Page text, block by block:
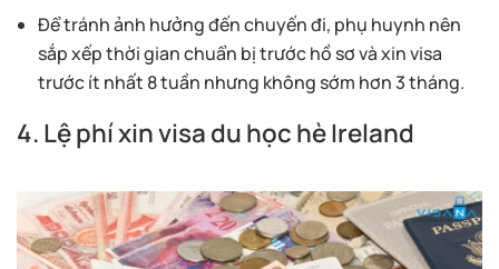
Để tránh ảnh hưởng đến chuyến đi, phụ huynh nên
sắp xếp thời gian chuẩn bị trước hồ sơ và xin visa
trước ít nhất 8 tuần nhưng không sớm hơn 3 tháng.
4. Lệ phí xin visa du học hè Ireland